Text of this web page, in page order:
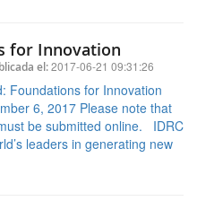
for Innovation
el:2017-06-21 09:31:26
Foundations for Innovation
6, 2017 Please note that
be submitted online. IDRC
leaders in generating new